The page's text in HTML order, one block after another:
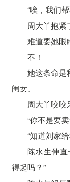
“唉，我们
周大丫抱紧
难道要她眼
不！
她这条命是
闺女。
周大丫咬咬
“你不是要
“知道刘家
陈水生伸
得起吗？”